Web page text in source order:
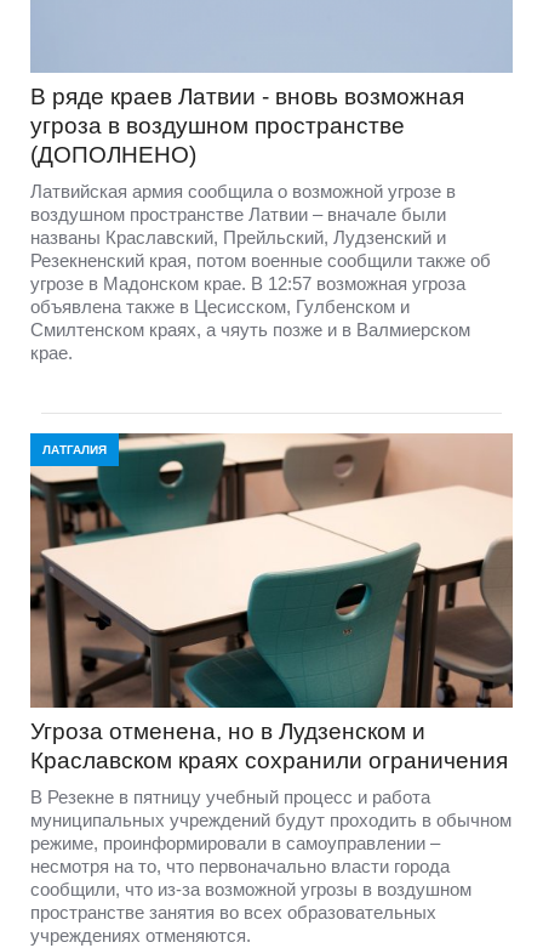
В ряде краев Латвии - вновь возможная
угроза в воздушном пространстве
(ДОПОЛНЕНО)
Латвийская армия сообщила о возможной угрозе в
воздушном пространстве Латвии – вначале были
названы Краслaвский, Прейльский, Лудзенский и
Резекненский края, потом военные сообщили также об
угрозе в Мадонском крае. В 12:57 возможная угроза
объявлена также в Цесисском, Гулбенском и
Смилтенском краях, а чяуть позже и в Валмиерском
крае.
ЛАТГАЛИЯ
Угроза отменена, но в Лудзенском и
Краславском краях сохранили ограничения
В Резекне в пятницу учебный процесс и работа
муниципальных учреждений будут проходить в обычном
режиме, проинформировали в самоуправлении –
несмотря на то, что первоначально власти города
сообщили, что из-за возможной угрозы в воздушном
пространстве занятия во всех образовательных
учреждениях отменяются.